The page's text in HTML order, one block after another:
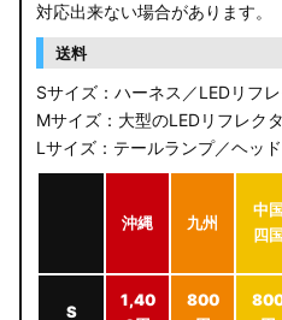
対応出来ない場合があります。
送料
Sサイズ：ハーネス／LEDリフ
Mサイズ：大型のLEDリフレク
Lサイズ：テールランプ／ヘッ
沖縄 九州
中国
四国
S
1,40
800